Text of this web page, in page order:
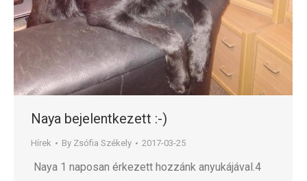
Naya bejelentkezett :-)
Hírek By Zsófia Székely 2017-03-25
Naya 1 naposan érkezett hozzánk anyukájával.4